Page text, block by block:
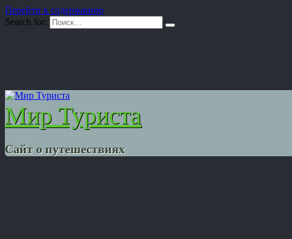
Перейти к содержанию
Search for:
Мир Туриста
Сайт о путешествиях